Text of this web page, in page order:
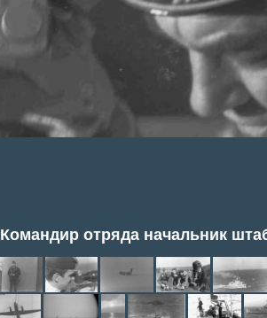
Командир отряда начальник